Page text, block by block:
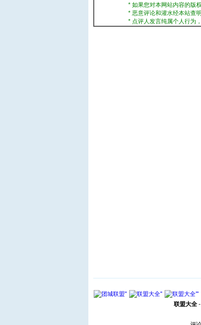
* 如果您对本网站内容的版
* 恶意评论和灌水经本站查
* 点评人发言纯属个人行为
联盟大全 -